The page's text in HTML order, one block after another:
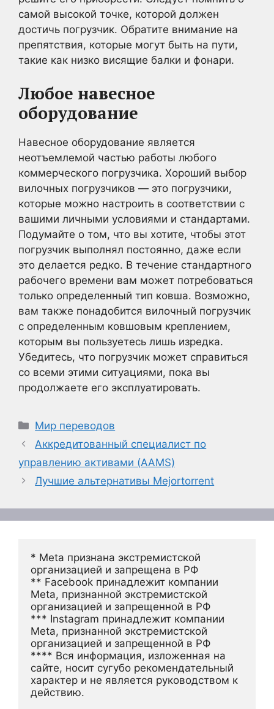
самой высокой точке, которой должен
достичь погрузчик. Обратите внимание на
препятствия, которые могут быть на пути,
такие как низко висящие балки и фонари.
Любое навесное
оборудование
Навесное оборудование является
неотъемлемой частью работы любого
коммерческого погрузчика. Хороший выбор
вилочных погрузчиков — это погрузчики,
которые можно настроить в соответствии с
вашими личными условиями и стандартами.
Подумайте о том, что вы хотите, чтобы этот
погрузчик выполнял постоянно, даже если
это делается редко. В течение стандартного
рабочего времени вам может потребоваться
только определенный тип ковша. Возможно,
вам также понадобится вилочный погрузчик
с определенным ковшовым креплением,
которым вы пользуетесь лишь изредка.
Убедитесь, что погрузчик может справиться
со всеми этими ситуациями, пока вы
продолжаете его эксплуатировать.
Рубрики
Мир переводов
Аккредитованный специалист по
управлению активами (AAMS)
Лучшие альтернативы Mejortorrent
* Meta признана экстремистской
организацией и запрещена в РФ
** Facebook принадлежит компании
Meta, признанной экстремистской
организацией и запрещенной в РФ
*** Instagram принадлежит компании
Meta, признанной экстремистской
организацией и запрещенной в РФ
**** Вся информация, изложенная на
сайте, носит сугубо рекомендательный
характер и не является руководством к
действию.